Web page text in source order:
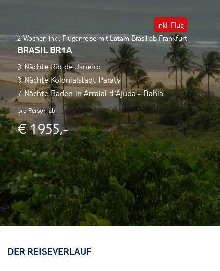
inkl. Flug
2 Wochen inkl. Fluganreise mit Latam Brasil ab Frankfurt
BRASIL BR1A
3 Nächte Rio de Janeiro
3 Nächte Kolonialstadt Paraty
7 Nächte Baden in Arraial d´ Ajuda - Bahia
pro Person ab
€ 1955,-
DER REISEVERLAUF